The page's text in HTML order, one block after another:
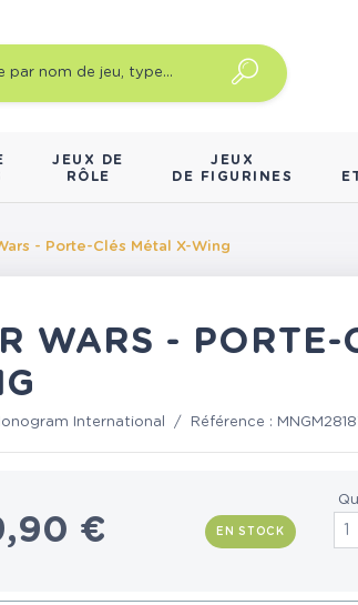
JEUX DE
RÔLE
JEUX
DE FIGURINES
- Porte-Clés Métal X-Wing
WARS - PORTE-
International / Référence :
€ EN STOCK